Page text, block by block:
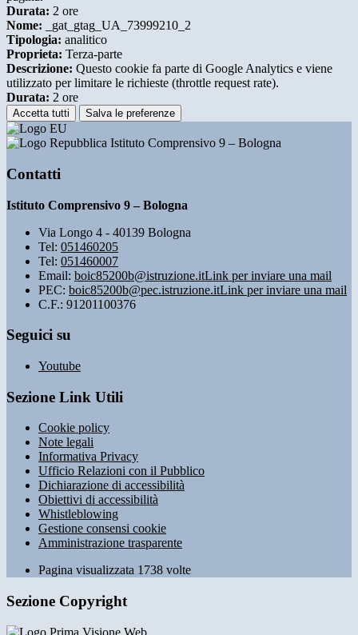
Durata: 2 ore
Nome: _gat_gtag_UA_73999210_2
Tipologia: analitico
Proprieta: Terza-parte
Descrizione: Questo cookie fa parte di Google Analytics e viene
utilizzato per limitare le richieste (throttle request rate).
Durata: 2 ore
Accetta tutti Salva le preferenze
Istituto Comprensivo 9 – Bologna
Contatti
Istituto Comprensivo 9 – Bologna
Via Longo 4 - 40139 Bologna
Tel: 051460205
Tel: 051460007
Email: boic85200b@istruzione.itLink per inviare una mail
PEC: boic85200b@pec.istruzione.itLink per inviare una mail
C.F.: 91201100376
Seguici su
Youtube
Sezione Link Utili
Cookie policy
Note legali
Informativa Privacy
Ufficio Relazioni con il Pubblico
Dichiarazione di accessibilità
Obiettivi di accessibilità
Whistleblowing
Gestione consensi cookie
Amministrazione trasparente
Pagina visualizzata 1738 volte
Sezione Copyright